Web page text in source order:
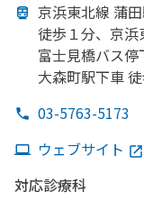
京浜東北線 蒲田
徒歩１分、 京浜
富士見橋バス停
大森町駅下車
03-5763-5173
ウェブサイト
対応診療科